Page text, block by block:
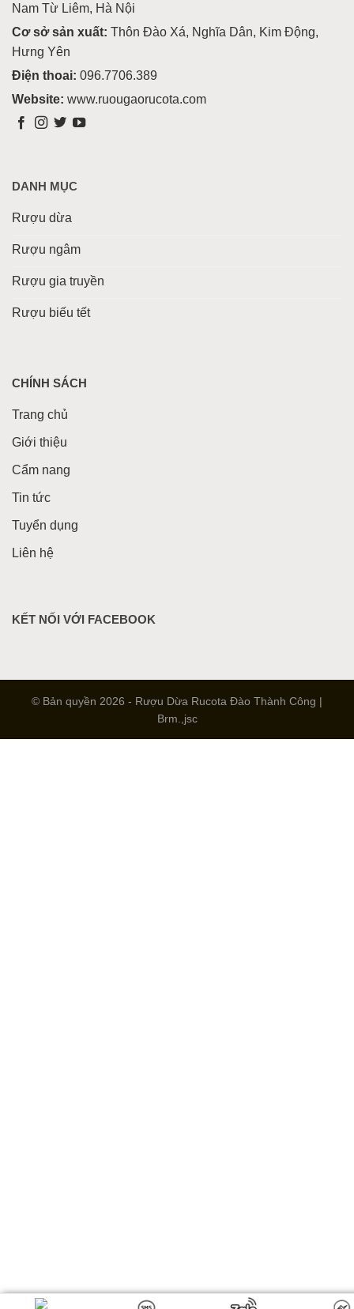
Nam Từ Liêm, Hà Nội
Cơ sở sản xuất: Thôn Đào Xá, Nghĩa Dân, Kim Động,
Hưng Yên
Điện thoai: 096.7706.389
Website: www.ruougaorucota.com
DANH MỤC
Rượu dừa
Rượu ngâm
Rượu gia truyền
Rượu biếu tết
CHÍNH SÁCH
Trang chủ
Giới thiệu
Cẩm nang
Tin tức
Tuyển dụng
Liên hệ
KẾT NỐI VỚI FACEBOOK
© Bản quyền 2026 - Rượu Dừa Rucota Đào Thành Công |
Brm.,jsc